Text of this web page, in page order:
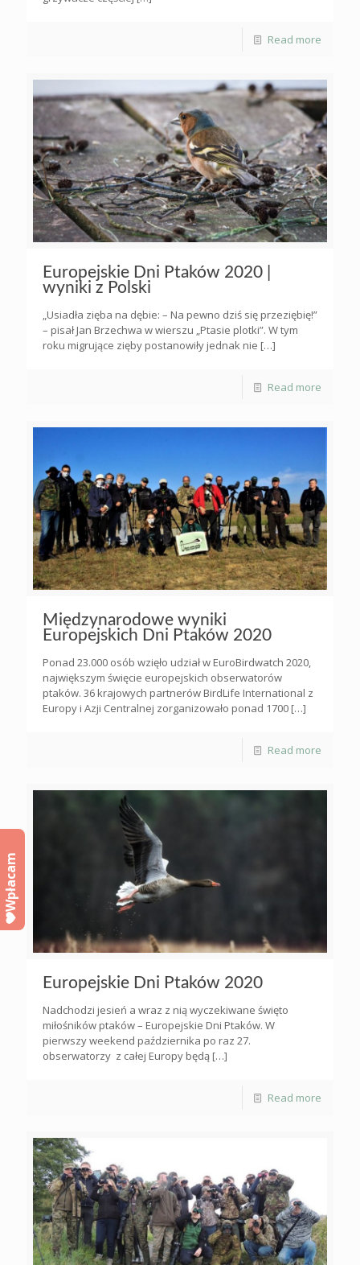
Read more
Europejskie Dni Ptaków 2020 |
wyniki z Polski
„Usiadła zięba na dębie: – Na pewno dziś się przeziębię!”
– pisał Jan Brzechwa w wierszu „Ptasie plotki”. W tym
roku migrujące zięby postanowiły jednak nie […]
Read more
Międzynarodowe wyniki
Europejskich Dni Ptaków 2020
Ponad 23.000 osób wzięło udział w EuroBirdwatch 2020,
największym święcie europejskich obserwatorów
ptaków. 36 krajowych partnerów BirdLife International z
Europy i Azji Centralnej zorganizowało ponad 1700 […]
Read more
Europejskie Dni Ptaków 2020
Nadchodzi jesień a wraz z nią wyczekiwane święto
miłośników ptaków – Europejskie Dni Ptaków. W
pierwszy weekend października po raz 27.
obserwatorzy z całej Europy będą […]
Read more
Wpłacam